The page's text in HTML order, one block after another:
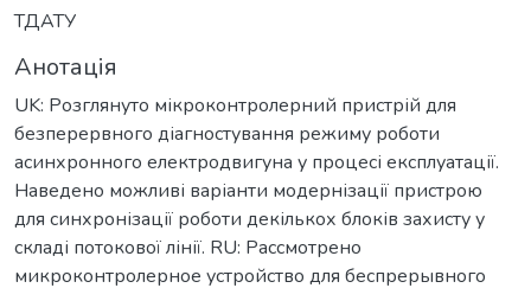
ТДАТУ
Анотація
UK: Розглянуто мікроконтролерний пристрій для
безперервного діагностування режиму роботи
асинхронного електродвигуна у процесі експлуатації.
Наведено можливі варіанти модернізації пристрою
для синхронізації роботи декількох блоків захисту у
складі потокової лінії. RU: Рассмотрено
микроконтролерное устройство для беспрерывного